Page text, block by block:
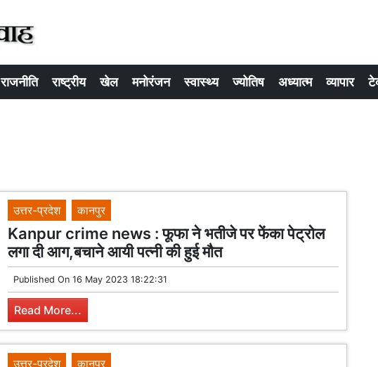
राजनीति राष्ट्रीय खेल मनोरंजन स्वास्थ्य ज्योतिष अध्यात्म व्यापार
उत्तर-प्रदेश कानपुर
Kanpur crime news : फूफा ने भतीजे पर फेंका पेट्रोल
लगा दी आग,बचाने आयी पत्नी की हुई मौत
Published On 16 May 2023 18:22:31
Read More...
उत्तर-प्रदेश कानपुर